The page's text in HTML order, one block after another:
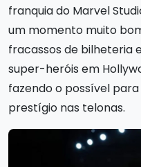
franquia do Marvel
um momento muito
fracassos de bilheteria
super-heróis em
fazendo o possível
prestígio nas telonas.